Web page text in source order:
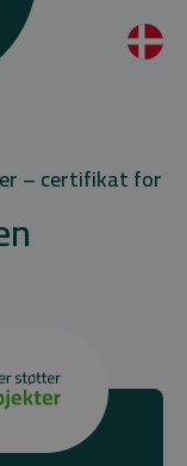
– certifikat for